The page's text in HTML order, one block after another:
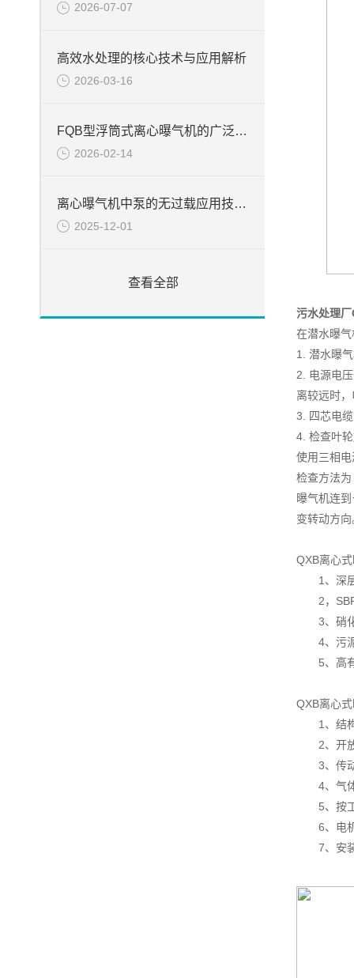
2026-07-07
高效水处理的核心技术与应用解析
2026-03-16
FQB型浮筒式离心曝气机的广泛应用
2026-02-14
离心曝气机中泵的无过载应用技术说明
2025-12-01
查看全部
污水处理
在潜水曝
1. 潜水曝
2. 电源电
离较远时
3. 四芯电
4. 检查叶
使用三相
检查方法
曝气机连
变转动方向
QXB离心
1、深层
2，SBR
3、硝化
4、污泥
5、高有
QXB离心
1、结构
2、开放
3、传动
4、气体
5、按工
6、电机
7、安装